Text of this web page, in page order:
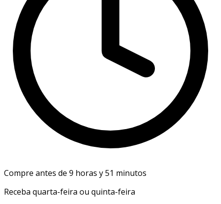
Compre antes de 9 horas y 51 minutos
Receba quarta-feira ou quinta-feira